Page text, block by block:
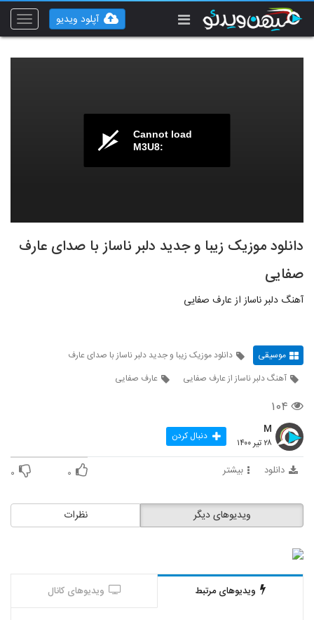
Toggle
آپلود ویدیو
Cannot load
M3U8:
دانلود موزیک زیبا و جدید دلبر ناساز با صدای عارف
صفایی
آهنگ دلبر ناساز از عارف صفایی
موسیقی
دانلود موزیک زیبا و جدید دلبر ناساز با صدای عارف
آهنگ دلبر ناساز از عارف صفایی
عارف صفایی
۱۰۴
M
۲۸ تیر ۱۴۰۰ دنبال کردن
دانلود بیشتر ۰ ۰
نظرات ویدیوهای دیگر
ویدیوهای مرتبط ویدیوهای کانال